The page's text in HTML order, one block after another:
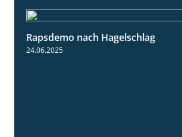
Rapsdemo nach Hagelschlag
24.06.2025